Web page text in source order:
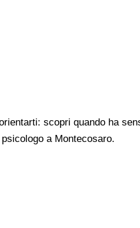
scopri quando ha
a Montecosaro.